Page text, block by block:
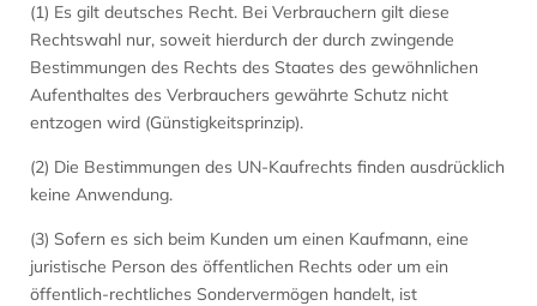
(1) Es gilt deutsches Recht. Bei Verbrauchern gilt diese
Rechtswahl nur, soweit hierdurch der durch zwingende
Bestimmungen des Rechts des Staates des gewöhnlichen
Aufenthaltes des Verbrauchers gewährte Schutz nicht
entzogen wird (Günstigkeitsprinzip).
(2) Die Bestimmungen des UN-Kaufrechts finden ausdrücklich
keine Anwendung.
(3) Sofern es sich beim Kunden um einen Kaufmann, eine
juristische Person des öffentlichen Rechts oder um ein
öffentlich-rechtliches Sondervermögen handelt, ist